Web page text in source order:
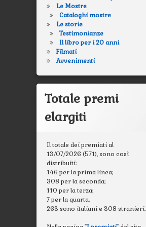
Le Mostre
Cataloghi mostre
Le storie
Testimonianze
Il libro per i 20 anni
Filmati
Avvenimenti
Totale premi
elargiti
Il totale dei premiati al
13/07/2026 (571), sono così
distribuiti:
146 per la prima linea;
308 per la seconda;
110 per la terza;
7 per la quarta.
263 sono italiani e 308 stranieri.